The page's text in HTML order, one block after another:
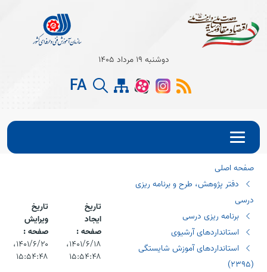
Open
دوشنبه 19 مرداد 1405
FA
صفحه اصلی
دفتر پژوهش، طرح و برنامه ریزی
درسی
برنامه ریزی درسی
استانداردهای آرشیوی
استانداردهای آموزش شایستگی
(٢٣٩٥)
تاریخ
ایجاد
صفحه :
۱۴۰۱/۶/۱۸،‏
۱۵:۵۴:۴۸
تاریخ
ویرایش
صفحه :
۱۴۰۱/۶/۲۰،‏
۱۵:۵۴:۴۸